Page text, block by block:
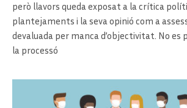
però llavors queda exposat a la crítica
plantejaments i la seva opinió com a
devaluada per manca d’objectivitat. No es
la processó